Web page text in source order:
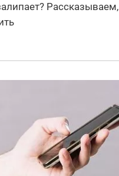
Рассказываем,